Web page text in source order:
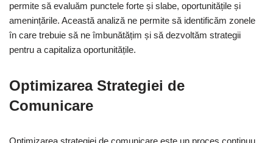
permite să evaluăm punctele forte și slabe, oportunitățile și
amenințările. Această analiză ne permite să identificăm zonele
în care trebuie să ne îmbunătățim și să dezvoltăm strategii
pentru a capitaliza oportunitățile.
Optimizarea Strategiei de
Comunicare
Optimizarea strategiei de comunicare este un proces continuu